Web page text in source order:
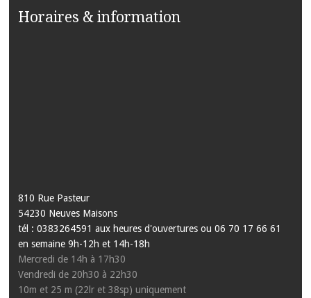
Horaires & information
810 Rue Pasteur
54230 Neuves Maisons
tél : 0383264591 aux heures d'ouvertures ou 06 70 17 66 61
en semaine 9h-12h et 14h-18h
Mercredi de 14h à 17h30
Vendredi de 20h30 à 22h30
10m et 25 m (22lr et 38sp) uniquement